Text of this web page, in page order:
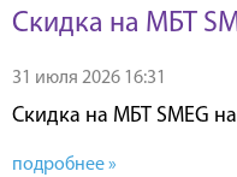
Скидка на МБТ
31 июля 2026 16:31
Скидка на МБТ SMEG
подробнее »